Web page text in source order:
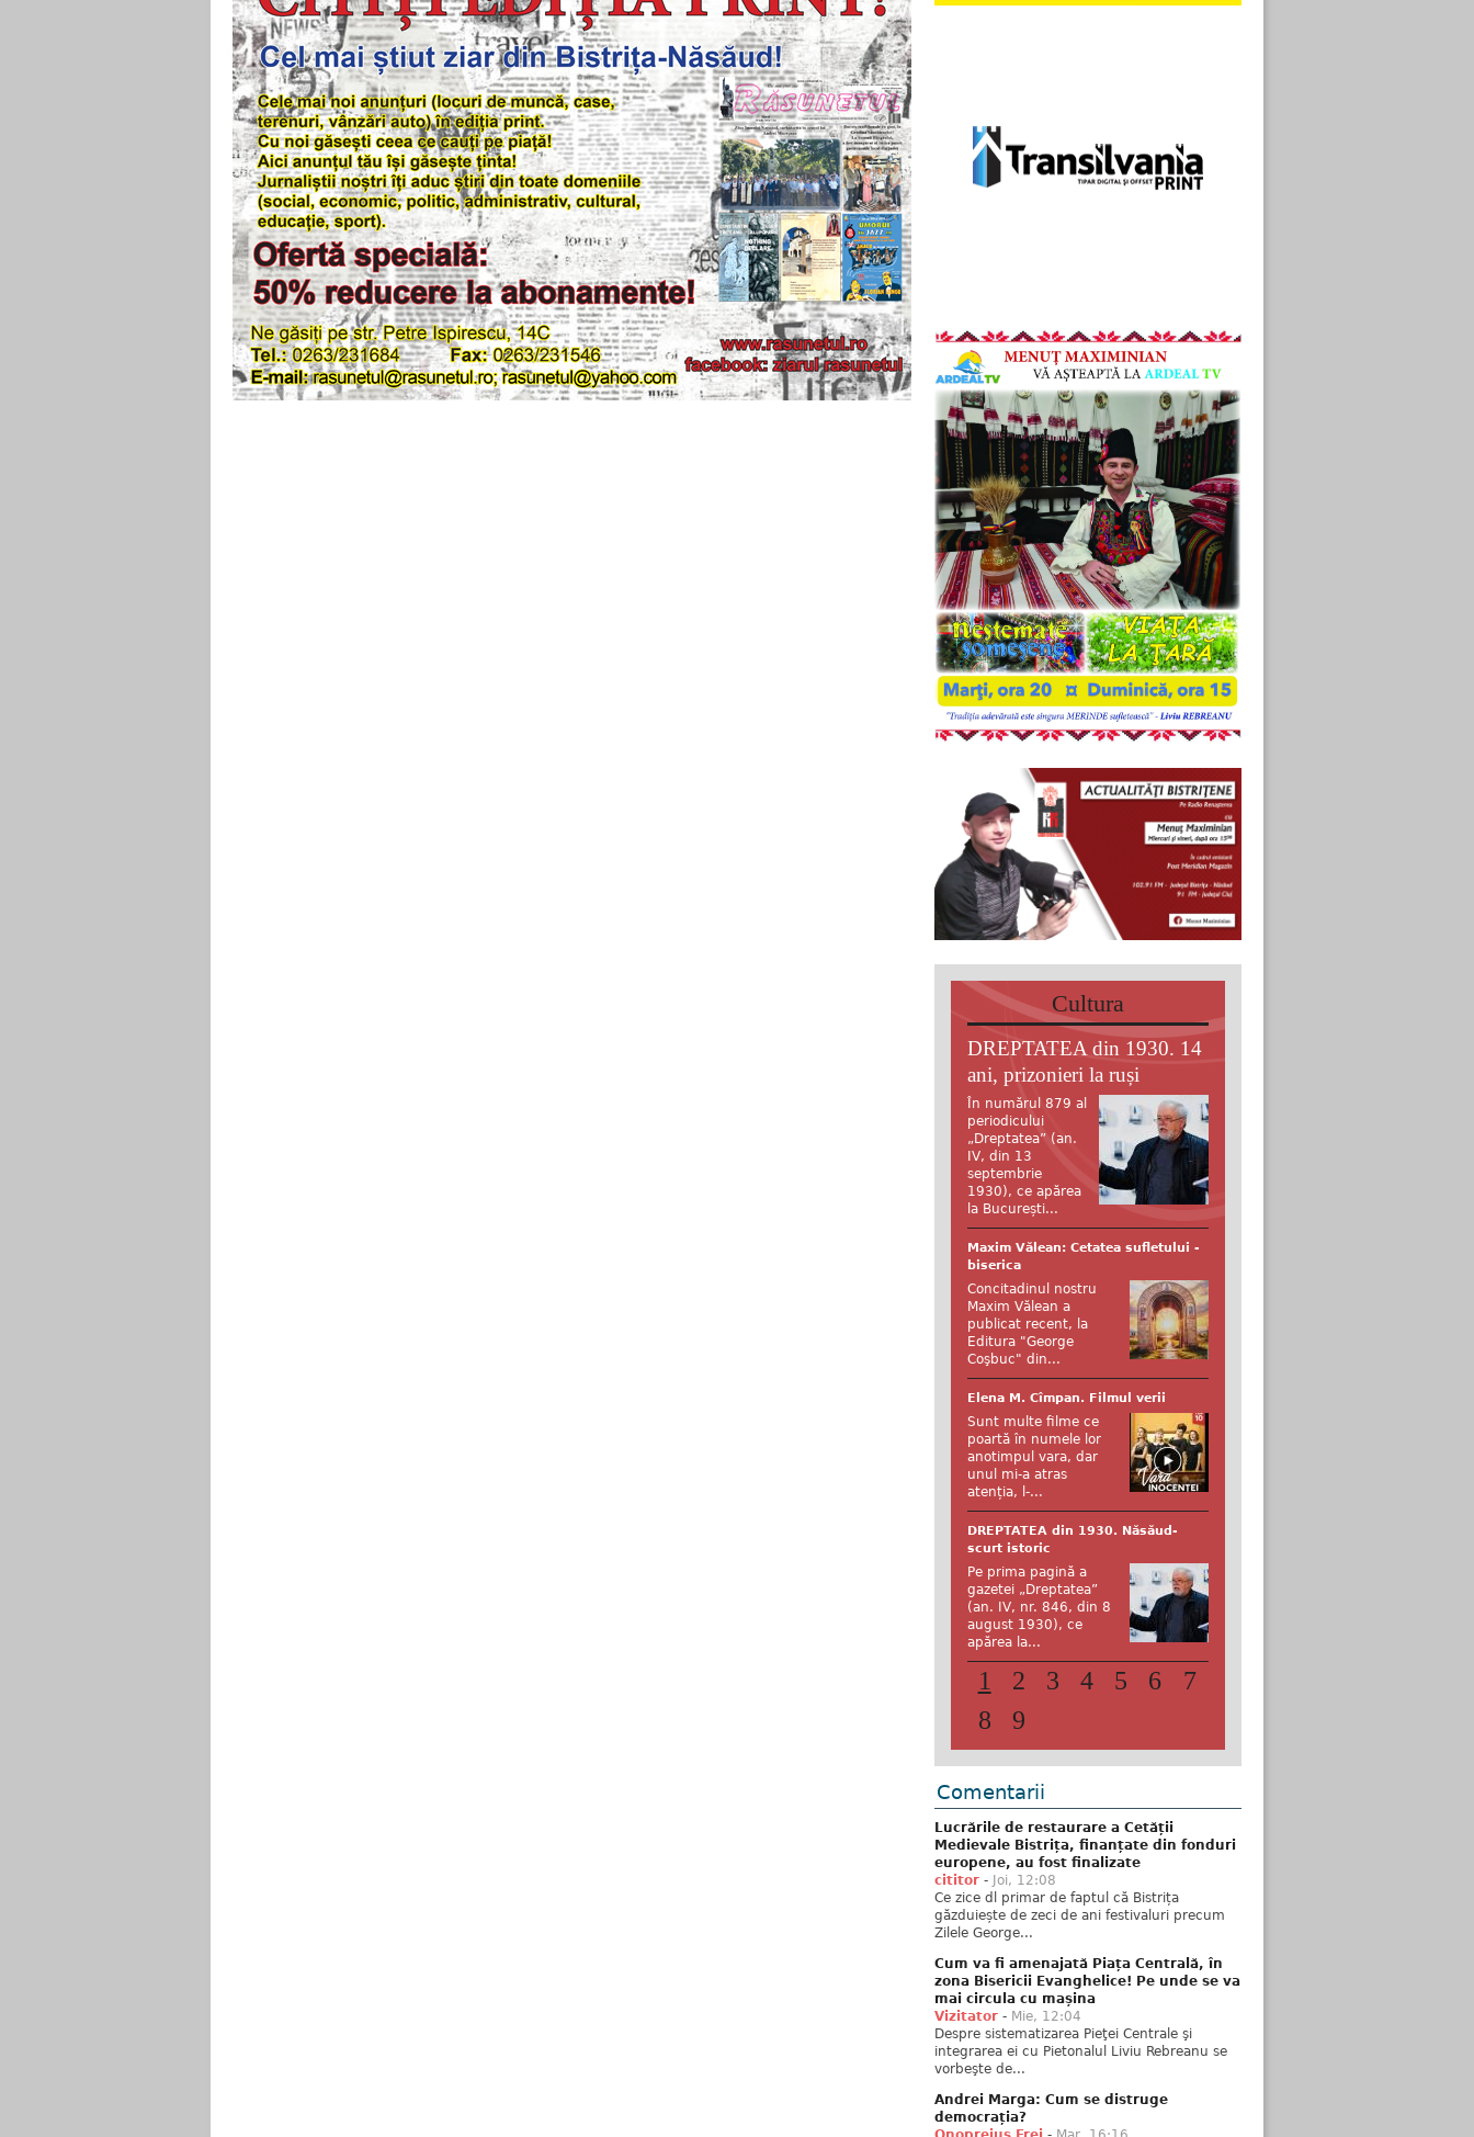
Cultura
DREPTATEA din 1930. 14
ani, prizonieri la ruși
În numărul 879 al
periodicului
„Dreptatea” (an.
IV, din 13
septembrie
1930), ce apărea
la București...
Maxim Vălean: Cetatea sufletului -
biserica
Concitadinul nostru
Maxim Vălean a
publicat recent, la
Editura "George
Coşbuc" din...
Elena M. Cîmpan. Filmul verii
Sunt multe filme ce
poartă în numele lor
anotimpul vara, dar
unul mi-a atras
atenția, l-...
DREPTATEA din 1930. Năsăud-
scurt istoric
Pe prima pagină a
gazetei „Dreptatea”
(an. IV, nr. 846, din 8
august 1930), ce
apărea la...
1 2 3 4 5 6
7
8
9
Comentarii
Lucrările de restaurare a Cetății
Medievale Bistrița, finanțate din fonduri
europene, au fost finalizate
cititor - Joi, 12:08
Ce zice dl primar de faptul că Bistrița
găzduiește de zeci de ani festivaluri precum
Zilele George...
Cum va fi amenajată Piața Centrală, în
zona Bisericii Evanghelice! Pe unde se va
mai circula cu mașina
Vizitator - Mie, 12:04
Despre sistematizarea Pieţei Centrale şi
integrarea ei cu Pietonalul Liviu Rebreanu se
vorbeşte de...
Andrei Marga: Cum se distruge
democrația?